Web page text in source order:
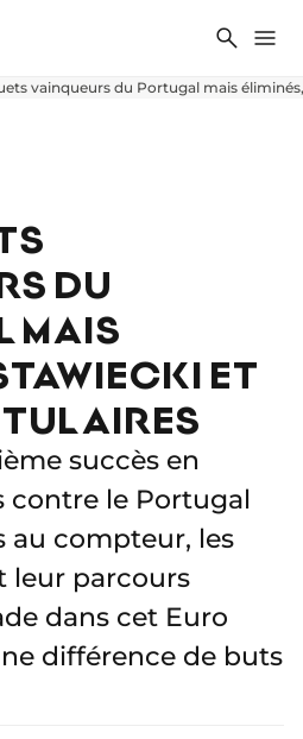
vainqueurs du Portugal mais
DU
MAIS
ET
succès en
contre le Portugal
au compteur, les
leur parcours
dans cet Euro
différence de buts